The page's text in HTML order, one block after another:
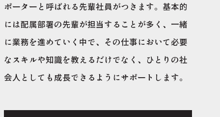
ポーターと呼ばれる先輩社員がつきます。基本的
には配属部署の先輩が担当することが多く、一緒
に業務を進めていく中で、その仕事において必要
なスキルや知識を教えるだけでなく、ひとりの社
会人としても成長できるようにサポートします。